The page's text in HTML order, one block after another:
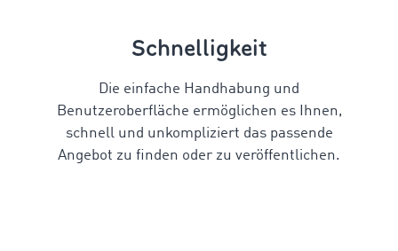
Schnelligkeit
Die einfache Handhabung und
Benutzeroberfläche ermöglichen es Ihnen,
schnell und unkompliziert das passende
Angebot zu finden oder zu veröffentlichen.